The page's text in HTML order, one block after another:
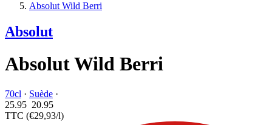
Absolut Wild Berri
Absolut
Absolut Wild Berri
70cl · Suède ·
25.95 20.95
TTC (€29,93/l)